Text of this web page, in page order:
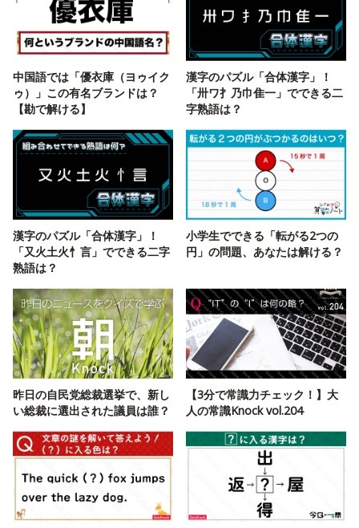
中国語では「優衣庫（ヨゥイク
ゥ）」この有名ブランドは？
【勘で解ける】
漢字のパズル「合体漢字」！
「卅ワ扌乃巾隹一」でできる二
字熟語は？
漢字のパズル「合体漢字」！
「又火土火忄言」でできる二字
熟語は？
小学生でできる「転がる2つの
円」の問題、あなたは解ける？
昨日の自民党総裁選挙で、新し
い総裁に選出された議員は誰？
【3分で常識力チェック！】大
人の常識Knock vol.204